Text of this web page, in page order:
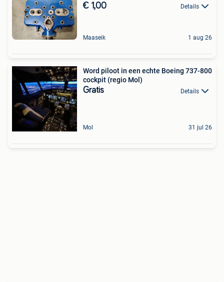
€ 1,00 Details
Maaseik 1 aug 26
Word piloot in een echte Boeing 737-800
cockpit (regio Mol)
Gratis Details
Mol 31 jul 26